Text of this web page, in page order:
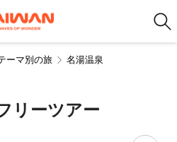
ーマ別の旅 名湯温泉
リーツアー